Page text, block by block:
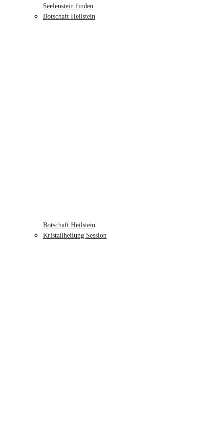
Seelenstein finden
Botschaft Heilstein
Botschaft Heilstein
Kristallheilung Session